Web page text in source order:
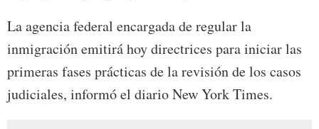
La agencia federal encargada de regular la
inmigración emitirá hoy directrices para iniciar las
primeras fases prácticas de la revisión de los casos
judiciales, informó el diario New York Times.